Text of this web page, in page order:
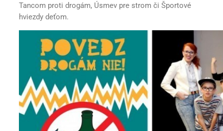
Tancom proti drogám, Úsmev pre strom či Športové
hviezdy deťom.